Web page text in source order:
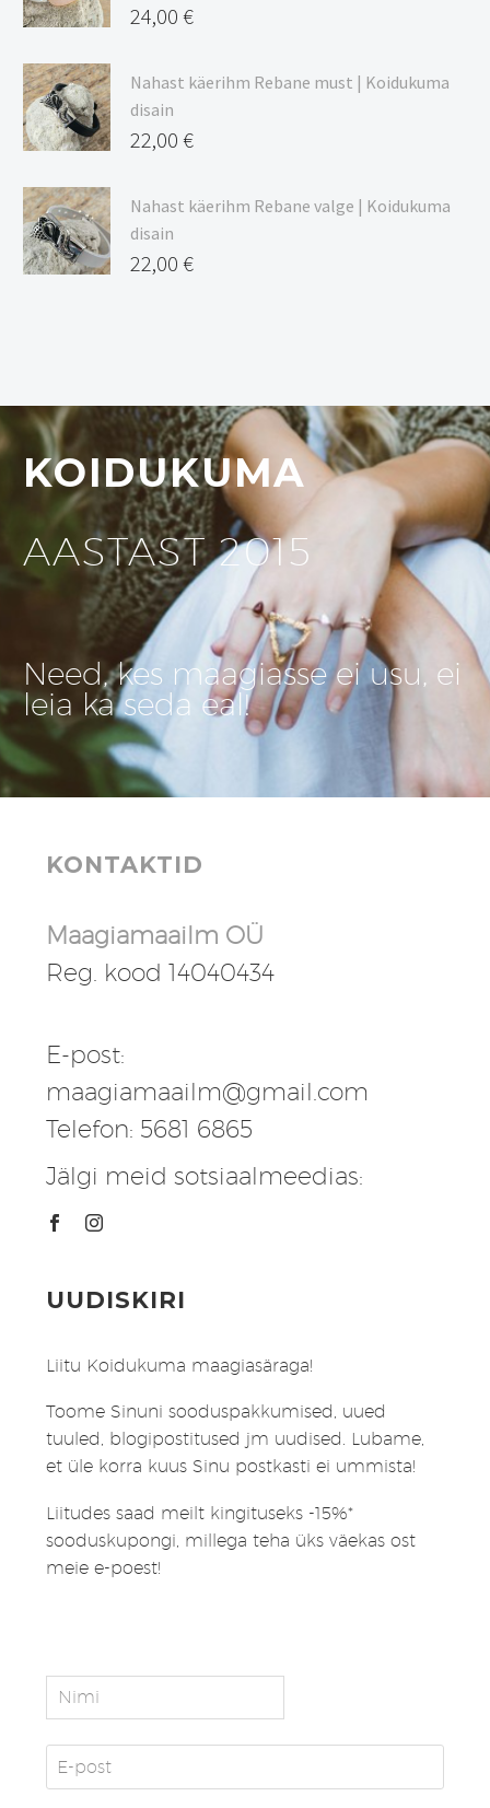
24,00 €
Nahast käerihm Rebane must | Koidukuma
disain
22,00 €
Nahast käerihm Rebane valge | Koidukuma
disain
22,00 €
KOIDUKUMA
AASTAST 2015
Need, kes maagiasse ei usu, ei
leia ka seda eal!
KONTAKTID
Maagiamaailm OÜ
Reg. kood 14040434
E-post:
maagiamaailm@gmail.com
Telefon: 5681 6865
Jälgi meid sotsiaalmeedias:
UUDISKIRI
Liitu Koidukuma maagiasäraga!
Toome Sinuni sooduspakkumised, uued
tuuled, blogipostitused jm uudised. Lubame,
et üle korra kuus Sinu postkasti ei ummista!
Liitudes saad meilt kingituseks -15%*
sooduskupongi, millega teha üks väekas ost
meie e-poest!